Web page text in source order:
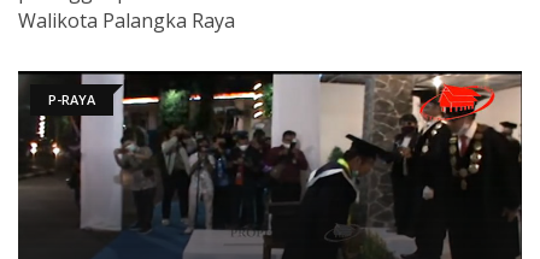
Walikota Palangka Raya
P-RAYA